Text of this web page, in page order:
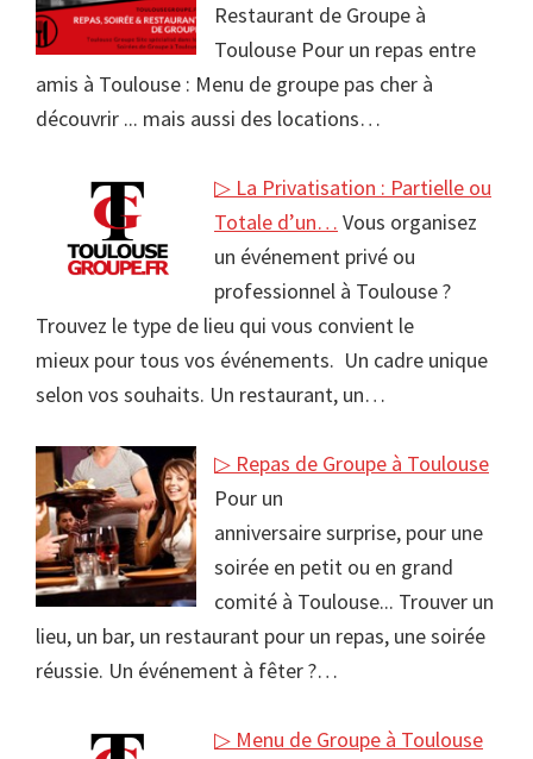
Restaurant de Groupe à
Toulouse Pour un repas entre
amis à Toulouse : Menu de groupe pas cher à
découvrir ... mais aussi des locations…
▷ La Privatisation : Partielle ou
Totale d’un… Vous organisez
un événement privé ou
professionnel à Toulouse ?
Trouvez le type de lieu qui vous convient le
mieux pour tous vos événements. Un cadre unique
selon vos souhaits. Un restaurant, un…
▷ Repas de Groupe à Toulouse
Pour un
anniversaire surprise, pour une
soirée en petit ou en grand
comité à Toulouse... Trouver un
lieu, un bar, un restaurant pour un repas, une soirée
réussie. Un événement à fêter ?…
▷ Menu de Groupe à Toulouse